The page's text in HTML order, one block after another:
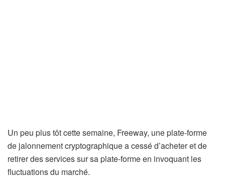
Un peu plus tôt cette semaine, Freeway, une plate-forme
de jalonnement cryptographique a cessé d’acheter et de
retirer des services sur sa plate-forme en invoquant les
fluctuations du marché.